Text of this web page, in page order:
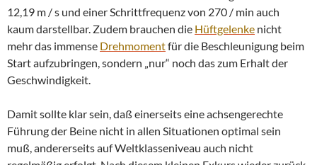
12,19 m / s und einer Schrittfrequenz von 270 / min auch
kaum darstellbar. Zudem brauchen die Hüftgelenke nicht
mehr das immense Drehmomentfür die Beschleunigung beim
Start aufzubringen, sondern „nur“ noch das zum Erhalt der
Geschwindigkeit.
Damit sollte klar sein, daß einerseits eine achsengerechte
Führung der Beine nicht in allen Situationen optimal sein
muß, andererseits auf Weltklasseniveau auch nicht